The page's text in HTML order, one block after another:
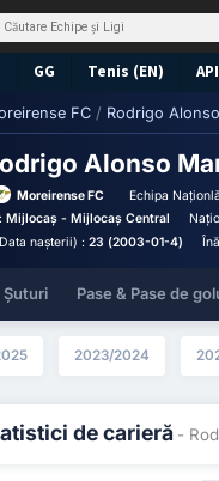
GG Tenis (EN) API
FC / Rodrigo
Alonso
Moreirense FC Echipa
:Mijlocaș - Mijlocaș Central
nașterii) :23 (2003-01-4)
Șuturi Pase & Pase de
2023/2024
de carieră -